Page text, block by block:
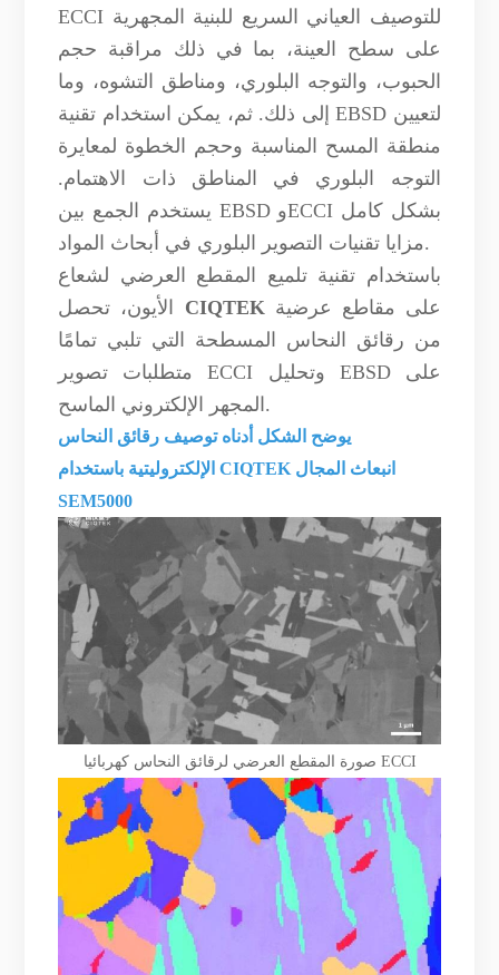
ECCI للتوصيف العياني السريع للبنية المجهرية
على سطح العينة، بما في ذلك مراقبة حجم
الحبوب، والتوجه البلوري، ومناطق التشوه، وما
إلى ذلك. ثم، يمكن استخدام تقنية EBSD لتعيين
منطقة المسح المناسبة وحجم الخطوة لمعايرة
التوجه البلوري في المناطق ذات الاهتمام.
يستخدم الجمع بين EBSD وECCI بشكل كامل
مزايا تقنيات التصوير البلوري في أبحاث المواد.
باستخدام تقنية تلميع المقطع العرضي لشعاع
CIQTEKعلى مقاطع عرضية
من رقائق النحاس المسطحة التي تلبي تمامًا
متطلبات تصوير ECCI وتحليل EBSD على
المجهر الإلكتروني الماسح.
يوضح الشكل أدناه توصيف رقائق النحاس
الإلكتروليتية باستخدامCIQTEK انبعاث المجال
SEM5000
صورة المقطع العرضي لرقائق النحاس كهربائيا ECCI